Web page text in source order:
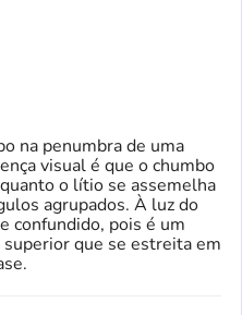
na penumbra de uma
visual é que o chumbo
o lítio se assemelha
agrupados. À luz do
confundido, pois é um
que se estreita em